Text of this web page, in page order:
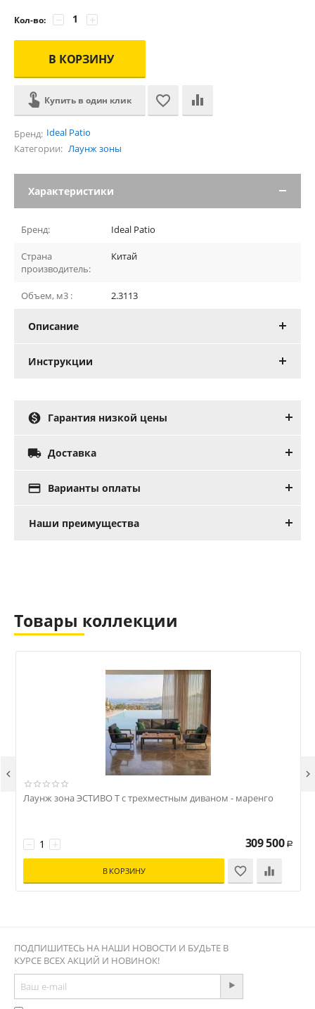
Кол-во: +
−
В КОРЗИНУ
Купить в один клик
Бренд: Ideal Patio
Категории: Лаунж зоны
Характеристики
Бренд: Ideal Patio
Страна
производитель:
Китай
Объем, м3 : 2.3113
Описание
Инструкции
 Гарантия низкой цены
 Доставка
 Варианты оплаты
Наши преимущества
Товары коллекции
Лаунж зона ЭСТИВО T с трехместным диваном - маренго
+
− 309 500 Р
В КОРЗИНУ
 
ПОДПИШИТЕСЬ НА НАШИ НОВОСТИ И БУДЬТЕ В
КУРСЕ ВСЕХ АКЦИЙ И НОВИНОК!